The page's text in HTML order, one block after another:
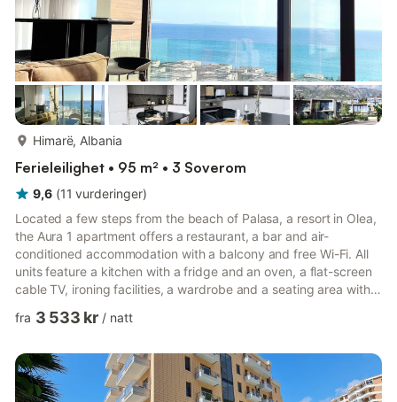
Himarë, Albania
Ferieleilighet • 95 m² • 3 Soverom
9,6 (11 vurderinger)
Located a few steps from the beach of Palasa, a resort in Olea,
the Aura 1 apartment offers a restaurant, a bar and air-
conditioned accommodation with a balcony and free Wi-Fi. All
units feature a kitchen with a fridge and an oven, a flat-screen
cable TV, ironing facilities, a wardrobe and a seating area with a
hairdryer and towels. Private beach and free parking. If you
required to pay according to YourRentals’s property damage
policy.
fra 3 533 kr / natt